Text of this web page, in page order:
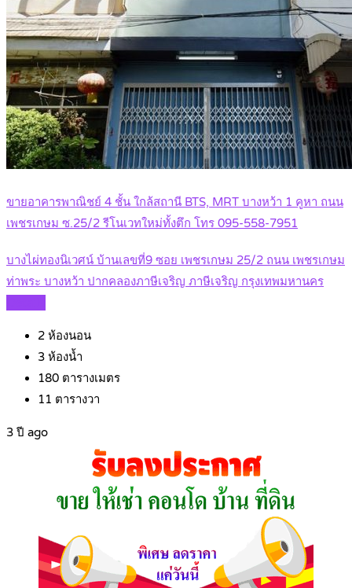
ขายอาคารพาณิชย์ 4 ชั้น ใกล้สถานี BTS, MRT บางหว้า 1 คูหา ถนน
เพชรเกษม ซ.25/2 รีโนเวทใหม่ทั้งตึก โทร 095-558-7951
บางไผ่ทองนิเวศน์ บ้านเลขที่9 ซอย เพชรเกษม 25/2 ถนน เพชรเกษม
ท่าพระ บางหว้า ปากคลองภาษีเจริญ ภาษีเจริญ กรุงเทพมหานคร
2 ห้องนอน
3 ห้องน้ำ
180 ตารางเมตร
11 ตารางวา
3 ปี ago